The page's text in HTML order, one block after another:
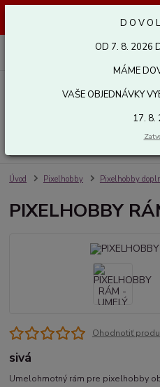
odošleme 17. 8.
Úvod Pixelhobby Pixelhobby
PIXELHOBBY
Ohodnotiť
sivá
Umelohmotný rám pre pixelhobby
D O V O
OD 7. 8. 2026
MÁME
VAŠE OBJEDNÁVKY
17. 8.